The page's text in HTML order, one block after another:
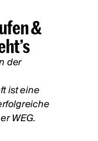
&
der
ist eine
WEG.